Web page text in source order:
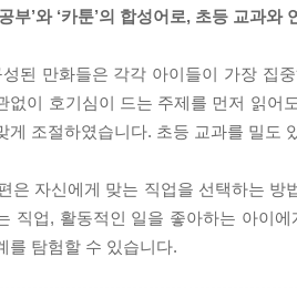
부’와 ‘카툰’의 합성어로, 초등 교과
된 만화들은 각각 아이들이 가장 집
없이 호기심이 드는 주제를 먼저 읽어
게 조절하였습니다. 초등 교과를 밀도
은 자신에게 맞는 직업을 선택하는
직업, 활동적인 일을 좋아하는 아이
를 탐험할 수 있습니다.